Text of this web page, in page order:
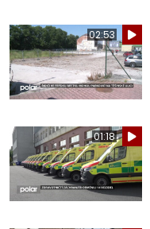
02:53
01:18